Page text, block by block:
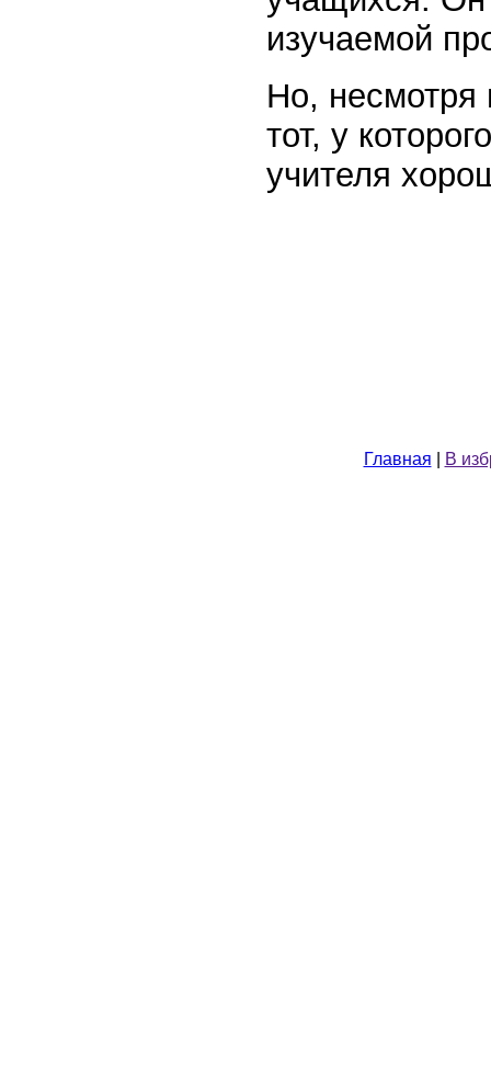
изучаемой
Но, несмотря
тот, у
учителя
Главная В